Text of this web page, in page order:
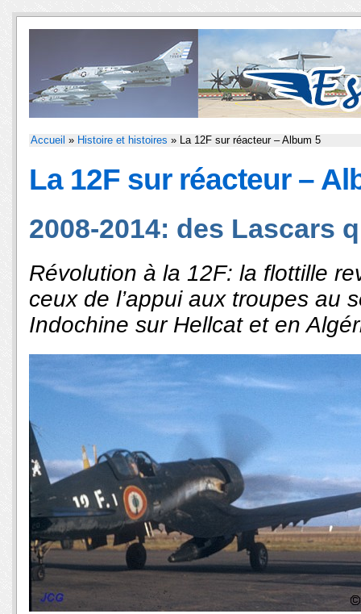
Accueil » Histoire et histoires » La 12F sur réacteur – Album 5
La 12F sur réacteur –
2008-2014: des Lascars
Révolution à la 12F: la flottille
ceux de l’appui aux troupes au
Indochine sur Hellcat et en